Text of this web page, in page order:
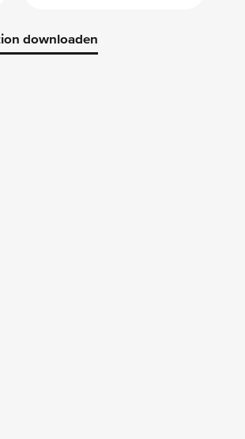
downloaden